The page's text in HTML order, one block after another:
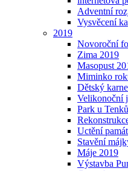
Adventní
Vysvěcení
2019
Novoroční
Zima 2019
Masopust
Miminko
Dětský
Velikonoční
Park u Tenků
Uctění
Stavění
Máje 2019
Výstavba